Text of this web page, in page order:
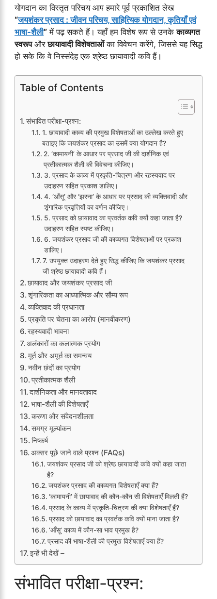
योगदान का विस्तृत परिचय आप हमारे पूर्व प्रकाशित लेख
“जयशंकर प्रसाद : जीवन परिचय, साहित्यिक योगदान, कृतियाँ एवं
भाषा-शैली” में पढ़ सकते हैं। यहाँ हम विशेष रूप से उनकेकाव्यगत
स्वरूपऔरछायावादी विशेषताओंका विवेचन करेंगे, जिससे यह सिद्ध
हो सके कि वे निस्संदेह एक श्रेष्ठ छायावादी कवि हैं।
Table of Contents
संभावित परीक्षा-प्रश्न:
1. छायावादी काव्य की प्रमुख विशेषताओं का उल्लेख करते हुए
बताइए कि जयशंकर प्रसाद का उसमें क्या योगदान है?
2. ‘कामायनी’ के आधार पर प्रसाद जी की दार्शनिक एवं
प्रतीकात्मक शैली की विवेचना कीजिए।
3. प्रसाद के काव्य में प्रकृति-चित्रण और रहस्यवाद पर
उदाहरण सहित प्रकाश डालिए।
4. ‘आँसू’ और ‘झरना’ के आधार पर प्रसाद की व्यक्तिवादी और
शृंगारिक प्रवृत्तियों का वर्णन कीजिए।
5. प्रसाद को छायावाद का प्रवर्तक कवि क्यों कहा जाता है?
उदाहरण सहित स्पष्ट कीजिए।
6. जयशंकर प्रसाद जी की काव्यगत विशेषताओं पर प्रकाश
डालिए।
7. उपयुक्त उदाहरण देते हुए सिद्ध कीजिए कि जयशंकर प्रसाद
जी श्रेष्ठ छायावादी कवि हैं।
छायावाद और जयशंकर प्रसाद जी
शृंगारिकता का आध्यात्मिक और सौम्य रूप
व्यक्तिवाद की प्रधानता
प्रकृति पर चेतना का आरोप (मानवीकरण)
रहस्यवादी भावना
अलंकारों का कलात्मक प्रयोग
मूर्त और अमूर्त का समन्वय
नवीन छंदों का प्रयोग
प्रतीकात्मक शैली
दार्शनिकता और मानवतावाद
भाषा-शैली की विशेषताएँ
करुणा और संवेदनशीलता
समग्र मूल्यांकन
निष्कर्ष
अक्सर पूछे जाने वाले प्रश्न (FAQs)
जयशंकर प्रसाद जी को श्रेष्ठ छायावादी कवि क्यों कहा जाता
है?
जयशंकर प्रसाद की काव्यगत विशेषताएँ क्या हैं?
‘कामायनी’ में छायावाद की कौन-कौन सी विशेषताएँ मिलती हैं?
प्रसाद के काव्य में प्रकृति-चित्रण की क्या विशेषताएँ हैं?
प्रसाद को छायावाद का प्रवर्तक कवि क्यों माना जाता है?
‘आँसू’ काव्य में कौन-सा भाव प्रमुख है?
प्रसाद की भाषा-शैली की प्रमुख विशेषताएँ क्या हैं?
इन्हें भी देखें –
संभावित परीक्षा-प्रश्न: